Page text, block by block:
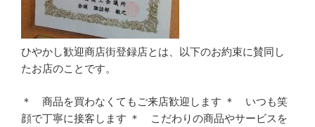
ひやかし歓迎商店街登録店とは、以下のお約束に賛同し
たお店のことです。
＊ 商品を買わなくてもご来店歓迎します ＊ いつも笑
顔で丁寧に接客します ＊ こだわりの商品やサービスを